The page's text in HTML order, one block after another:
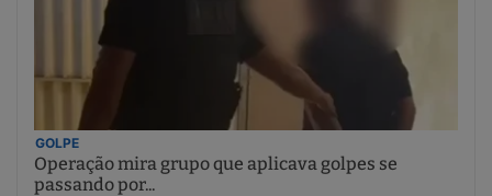
GOLPE
Operação mira grupo que aplicava golpes se
passando por...